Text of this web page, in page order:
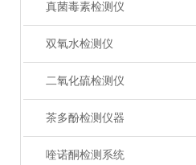
真菌毒素检测仪
双氧水检测仪
二氧化硫检测仪
茶多酚检测仪器
喹诺酮检测系统